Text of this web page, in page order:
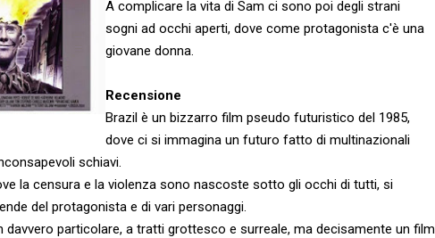
A complicare la vita di Sam ci sono poi degli strani
sogni ad occhi aperti, dove come protagonista c'è una
giovane donna.
Recensione
Brazil è un bizzarro film pseudo futuristico del 1985,
dove ci si immagina un futuro fatto di multinazionali
schiavi.
la censura e la violenza sono nascoste sotto gli occhi di tutti, si
del protagonista e di vari personaggi.
davvero particolare, a tratti grottesco e surreale, ma decisamente un film